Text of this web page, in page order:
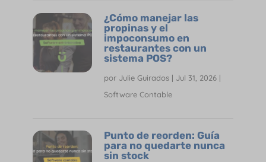
¿Cómo manejar las
propinas y el
impoconsumo en
restaurantes con un
sistema POS?
por Julie Guirados| Jul 31, 2026|
Software Contable
Punto de reorden: Guía
para no quedarte nunca
sin stock